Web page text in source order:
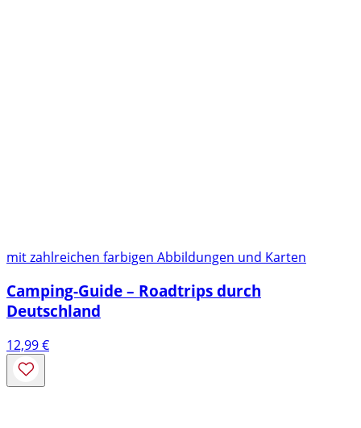
mit zahlreichen farbigen Abbildungen und Karten
Camping-Guide – Roadtrips durch
Deutschland
12,99€